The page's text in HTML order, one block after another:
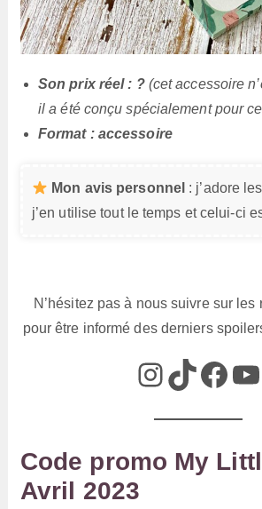
Son prix réel : ?(cet accessoire
il a été conçu spécialement pour
Format : accessoire
Mon avis personnel : j’adore
j’en utilise tout le temps et celui-ci
N’hésitez pas à nous suivre sur
pour être informé des derniers
@box_az_off
@box_az
Box AZ @Box-AZ
Code promo My
Avril 2023